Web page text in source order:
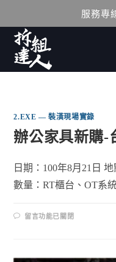
服務專
2.EXE — 裝潢現場實錄
辦公家具新購-
日期：100年8月21日
數量：RT櫃台、OT系
留言功能已關閉